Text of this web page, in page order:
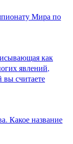
Мира по
как
явлений,
вы считаете
Какое название